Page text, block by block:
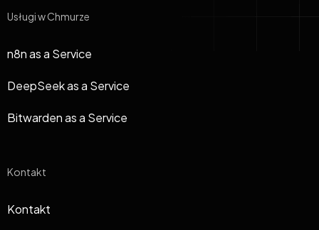
Usługi w Chmurze
n8n as a Service
DeepSeek as a Service
Bitwarden as a Service
Kontakt
Kontakt